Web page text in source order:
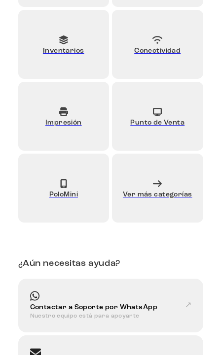
Inventarios Conectividad
Impresión Punto de Venta
PoloMini Ver más categorías
¿Aún necesitas ayuda?
Contactar a Soporte por WhatsApp
Nuestro equipo está para apoyarte
↗